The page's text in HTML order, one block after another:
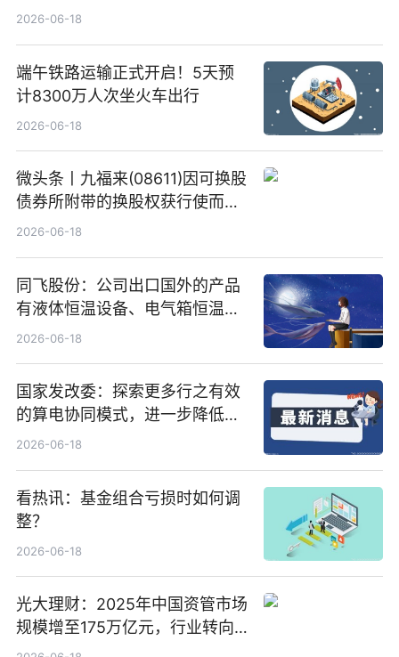
2026-06-18
端午铁路运输正式开启！5天预
计8300万人次坐火车出行
2026-06-18
微头条丨九福来(08611)因可换股
债券所附带的换股权获行使而发
行5200万股
2026-06-18
同飞股份：公司出口国外的产品
有液体恒温设备、电气箱恒温装
置、纯水冷却单元和特种换热器
2026-06-18
国家发改委：探索更多行之有效
的算电协同模式，进一步降低网
络传输时延_最资讯
2026-06-18
看热讯：基金组合亏损时如何调
整？
2026-06-18
光大理财：2025年中国资管市场
规模增至175万亿元，行业转向
“量质并重”